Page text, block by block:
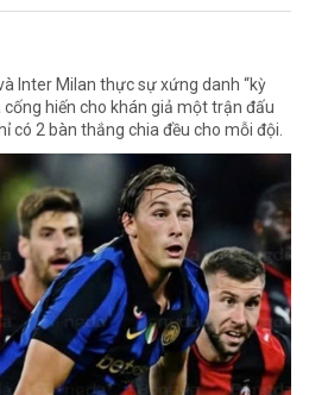
Inter Milan thực sự xứng danh “kỳ
cống hiến cho khán giả một trận đấu
có 2 bàn thắng chia đều cho mỗi đội.